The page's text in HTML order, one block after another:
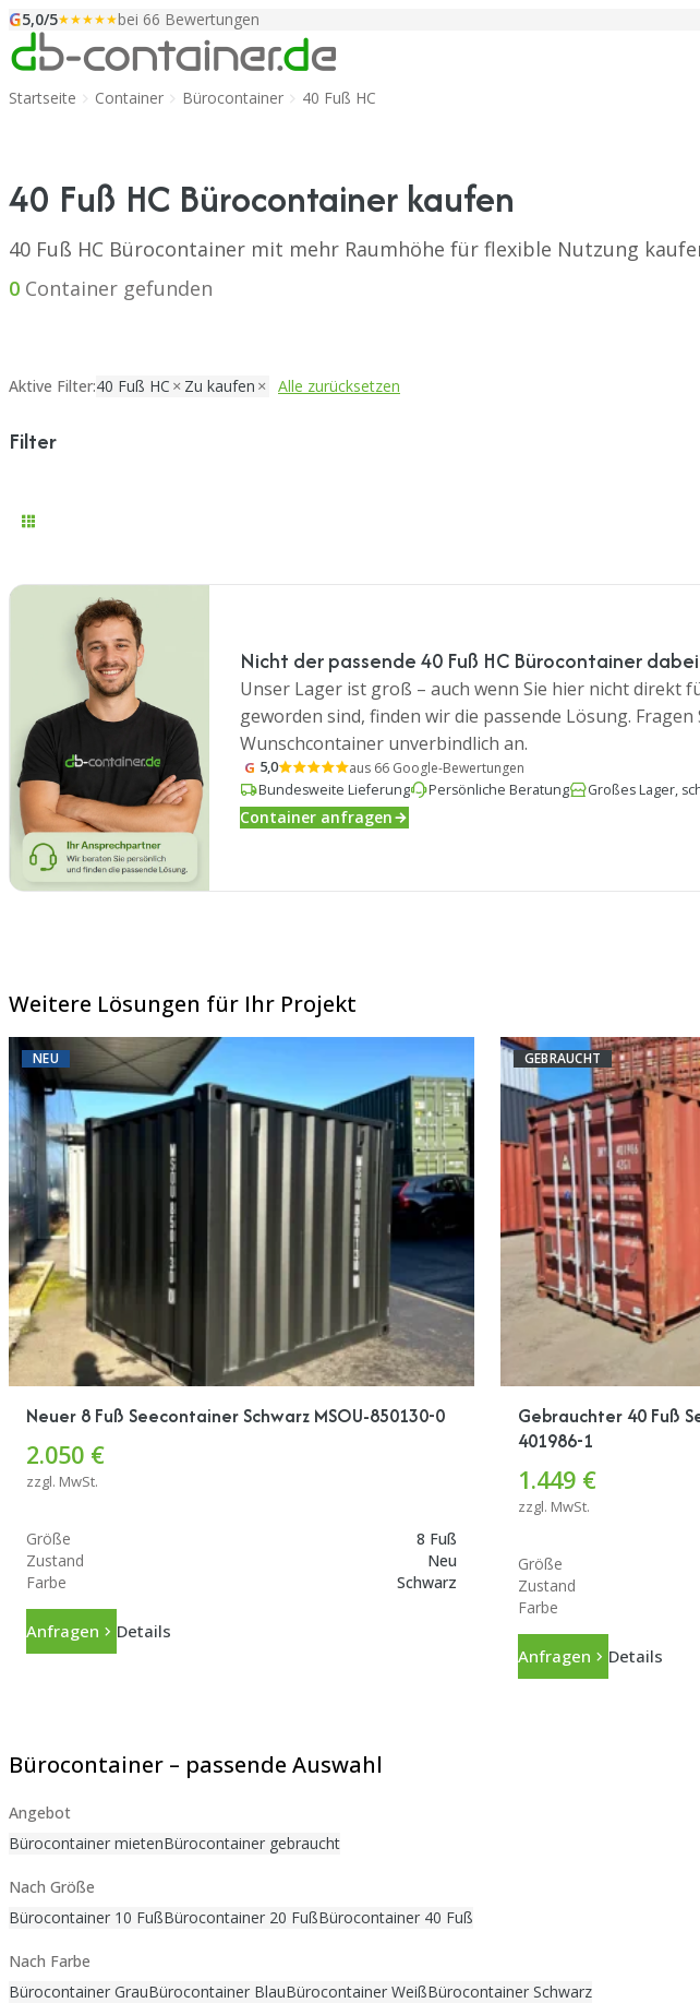
Zum Inhalt springen
G5,0/5★★★★★bei 66 Bewertungen
Startseite Container Bürocontainer 40 Fuß HC
40 Fuß HC Bürocontainer kaufen
40 Fuß HC Bürocontainer mit mehr Raumhöhe für flexible Nutzung
0 Container gefunden
Aktive Filter:40 Fuß HC Zu kaufen Alle zurücksetzen
Filter
Nicht der passende 40 Fuß HC Bürocontainer
Unser Lager ist groß – auch wenn Sie hier nicht direkt
geworden sind, finden wir die passende Lösung. Fragen
Wunschcontainer unverbindlich an.
G 5,0
aus 66 Google-Bewertungen
Bundesweite Lieferung
Persönliche Beratung Großes Lager,
Container anfragen
Weitere Lösungen für Ihr Projekt
NEU
Neuer 8 Fuß Seecontainer Schwarz MSOU-850130-0
2.050 €
zzgl. MwSt.
Größe
8 Fuß
Zustand
Neu
Farbe
Schwarz
Anfragen Details
GEBRAUCHT
Gebrauchter 40 Fuß
401986-1
1.449 €
zzgl. MwSt.
Größe
Zustand
Farbe
Anfragen Details
Bürocontainer – passende Auswahl
Angebot
Bürocontainer mietenBürocontainer gebraucht
Nach Größe
Bürocontainer 10 FußBürocontainer 20 FußBürocontainer 40 Fuß
Nach Farbe
Bürocontainer GrauBürocontainer BlauBürocontainer WeißBürocontainer Schwarz